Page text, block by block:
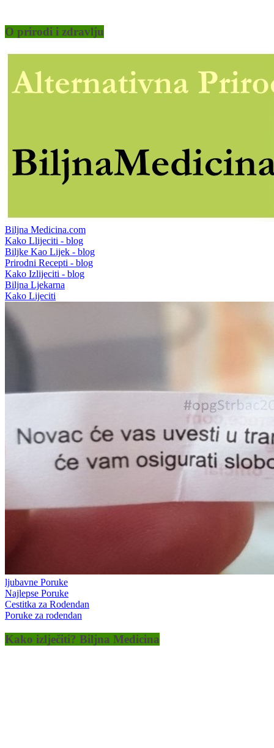
O prirodi i zdravlju
Biljna Medicina.com
Kako Llijeciti - blog
Biljke Kao Lijek - blog
Prirodni Recepti - blog
Kako Izlijeciti - blog
Biljna Ljekarna
Kako Lijeciti
ljubavne Poruke
Najlepse Poruke
Cestitka za Rodendan
Poruke za rodendan
Kako izlječiti? Biljna Medicina